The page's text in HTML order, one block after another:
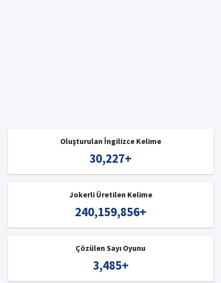
Oluşturulan İngilizce Kelime
30,227+
Jokerli Üretilen Kelime
240,159,856+
Çözülen Sayı Oyunu
3,485+